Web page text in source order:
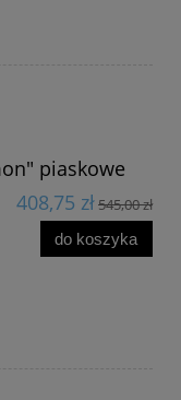
piaskowe
408,75 zł545,00 zł
do koszyka